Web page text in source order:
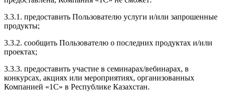
3.3.1. предоставить Пользователю услуги и/или запрошенные
продукты;
3.3.2. сообщить Пользователю о последних продуктах и/или
проектах;
3.3.3. предоставить участие в семинарах/вебинарах, в
конкурсах, акциях или мероприятиях, организованных
Компанией «1С» в Республике Казахстан.